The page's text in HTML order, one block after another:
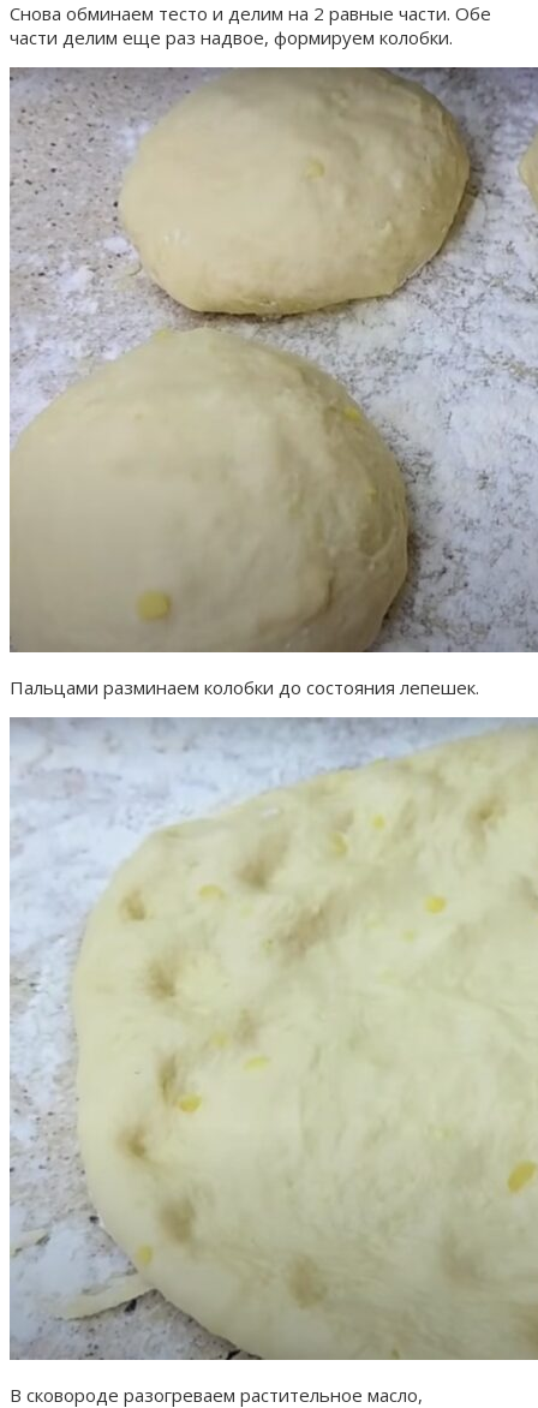
Снова обминаем тесто и делим на 2 равные части. Обе
части делим еще раз надвое, формируем колобки.
Пальцами разминаем колобки до состояния лепешек.
В сковороде разогреваем растительное масло,